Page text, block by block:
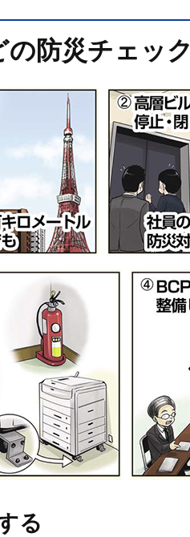
防災チェック
る